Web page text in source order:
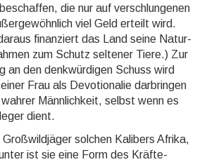
die nur auf ver­schlunge­nen
viel Geld erteilt wird.
finan­ziert das Land seine Natur­
zum Schutz seltener Tiere.) Zur
an den denk­würdi­gen Schuss wird
Frau als De­votio­nalie dar­bringen
Männ­lich­keit, selbst wenn es
dient.
solchen Kalibers Afrika,
ist sie eine Form des Kräfte­